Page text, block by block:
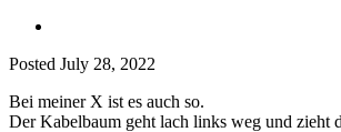
Posted July 28, 2022
Bei meiner X ist es auch so.
Der Kabelbaum geht lach links weg und zieht